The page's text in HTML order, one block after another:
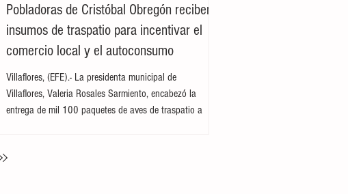
Pobladoras de Cristóbal Obregón reciben
insumos de traspatio para incentivar el
comercio local y el autoconsumo
Villaflores, (EFE).- La presidenta municipal de
Villaflores, Valeria Rosales Sarmiento, encabezó la
entrega de mil 100 paquetes de aves de traspatio a
Tovilla, la alcaldesa destacó que el esquema busca